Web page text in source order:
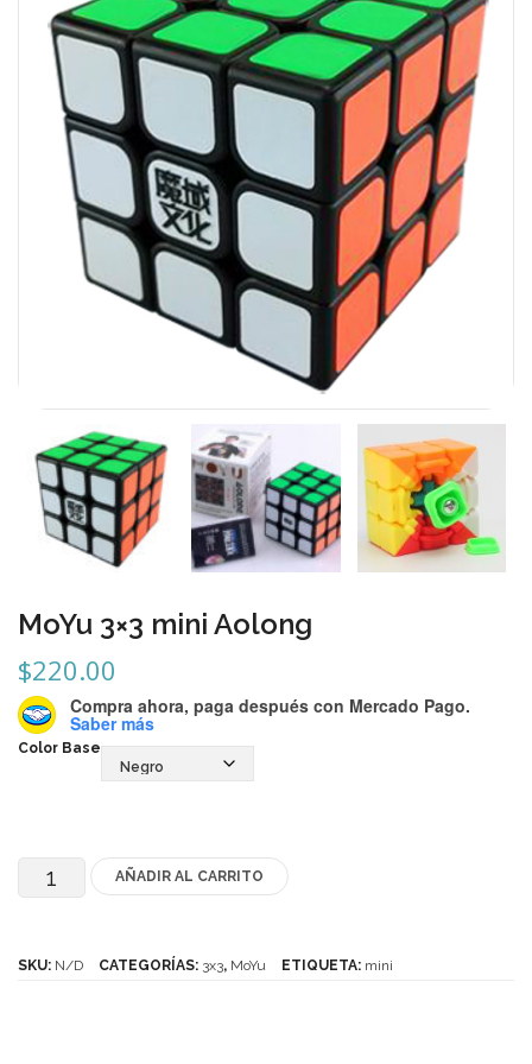
Carni
DaYan
DianSheng
FangShi
Fidget Cube
MoHuanShoSu
MoJue
Mozhi
Okamoto
QJ
Quick Finger
Very Puzzle
Gan’s
LanLan
MoYu 3×3 mini Aolong
$220.00
Compra ahora, paga después con Mercado Pago.
Saber más
Color Base
MoYu AÑADIR AL CARRITO
SKU: N/D CATEGORÍAS: 3x3, MoYu ETIQUETA: mini